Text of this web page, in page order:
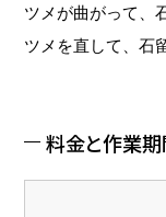
ツメが曲がって、
ツメを直して、石
料金と作業